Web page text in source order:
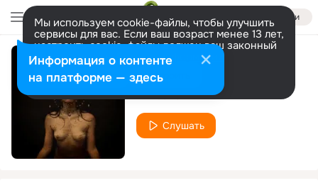
Войти
Мы используем cookie-файлы, чтобы улучшить
сервисы для вас. Если ваш возраст менее 13 лет,
настроить cookie-файлы должен ваш законный
представитель. Больше информации
Разрешить все Настроить
Essential Emotion
Anhidema
Слушать
Информация о контенте
на платформе — здесь